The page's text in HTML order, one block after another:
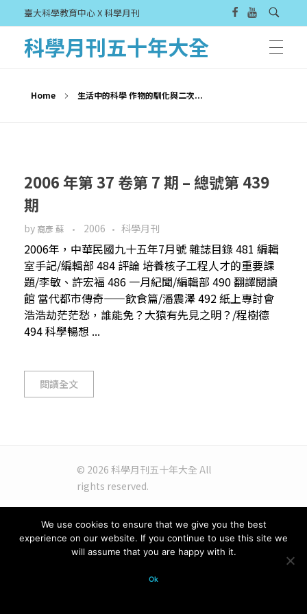
臺大科學教育中心 X 科學月刊
科學月刊五十年大全
Home 生活中的科學 作物的馴化與二次...
2006 年第 37 卷第 7 期 – 總號第 439
期
by 裔彥 蘇 2006 科學月刊
2006年，中華民國九十五年7月號 雜誌目錄 481 編輯
室手記/編輯部 484 評論 培養核子工程人才的重要課
題/李敏、許宏福 486 一月紀聞/編輯部 490 翻譯閱讀
館 當代都市傳奇——飲食篇/潘震澤 492 紙上專討會
浩浩劫茫茫愁，誰能免？大猿有先見之明？/程樹德
494 科學暢想 ...
閱讀全文
© 2026 科學月刊五十年大全 All
rights reserved.
We use cookies to ensure that we give you the best
experience on our website. If you continue to use this site we
will assume that you are happy with it.
Ok